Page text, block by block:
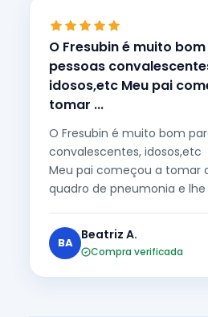
O Fresubin é muito
pessoas
idosos,etc Meu pai
tomar ...
O Fresubin é muito bom
convalescentes, idosos,etc
Meu pai começou a tomar
quadro de pneumonia e
BA
Beatriz A.
Compra verificada